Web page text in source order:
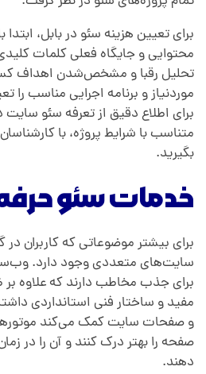
برای تعیین هزینه سئو در بابل،
محتوایی و جایگاه فعلی کلمات
تحلیل رقبا و مشخص‌شدن اهداف
موردنیاز و برنامه اجرایی مناسب را
برای اطلاع دقیق از تعرفه سئو سایت
متناسب با شرایط پروژه، با
بگیرید.
خدمات سئو حرفه
برای بیشتر موضوعاتی که کاربران
سایت‌های متعددی وجود دارد.
برای جذب مخاطب دارند که علاوه
مفید و ساختار فنی استانداردی
و صفحات سایت کمک می‌کند
صفحه را بهتر درک کنند و آن را در
دهند.